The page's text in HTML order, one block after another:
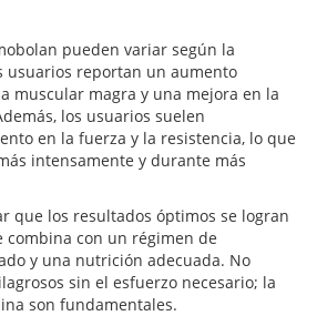
pueden variar según la
usuarios reportan un aumento
muscular magra y una mejora en la
los usuarios suelen
en la fuerza y la resistencia, lo que
intensamente y durante más
que los resultados óptimos se logran
combina con un régimen de
y una nutrición adecuada. No
sin el esfuerzo necesario; la
son fundamentales.